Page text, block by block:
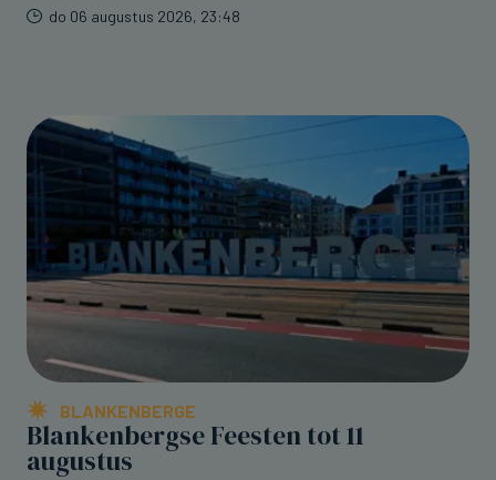
do 06 augustus 2026, 23:48
BLANKENBERGE
Blankenbergse Feesten tot 11
augustus